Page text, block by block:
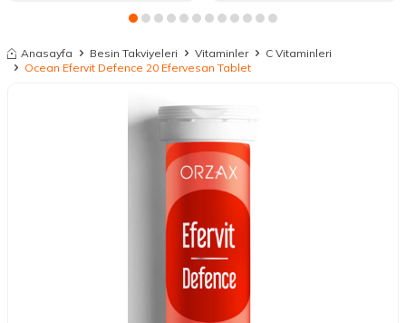
Anasayfa Besin Takviyeleri Vitaminler
C Vitaminleri
Ocean Efervit Defence 20 Efervesan Tablet